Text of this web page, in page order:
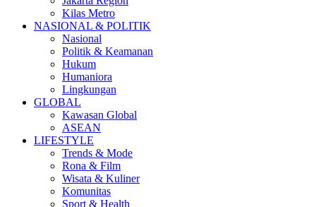
Kilas Metro
NASIONAL & POLITIK
Nasional
Politik & Keamanan
Hukum
Humaniora
Lingkungan
GLOBAL
Kawasan Global
ASEAN
LIFESTYLE
Trends & Mode
Rona & Film
Wisata & Kuliner
Komunitas
Sport & Health